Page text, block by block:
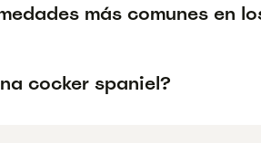
más comunes en
cocker spaniel?